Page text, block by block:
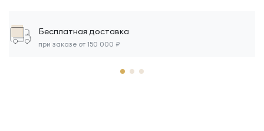
Бесплатная доставка
при заказе от 150 000 ₽